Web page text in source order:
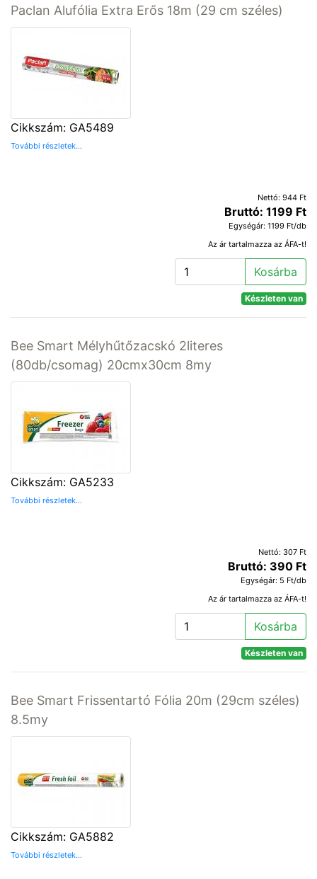
Paclan Alufólia Extra Erős 18m (29 cm széles)
Cikkszám: GA5489
További részletek...
Nettó: 944 Ft
Bruttó: 1199 Ft
Egységár: 1199 Ft/db
Az ár tartalmazza az ÁFA-t!
Kosárba
Készleten van
Bee Smart Mélyhűtőzacskó 2literes
(80db/csomag) 20cmx30cm 8my
Cikkszám: GA5233
További részletek...
Nettó: 307 Ft
Bruttó: 390 Ft
Egységár: 5 Ft/db
Az ár tartalmazza az ÁFA-t!
Kosárba
Készleten van
Bee Smart Frissentartó Fólia 20m (29cm széles)
8.5my
Cikkszám: GA5882
További részletek...